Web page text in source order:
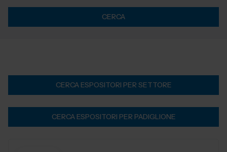
CERCA
CERCA ESPOSITORI PER SETTORE
CERCA ESPOSITORI PER PADIGLIONE